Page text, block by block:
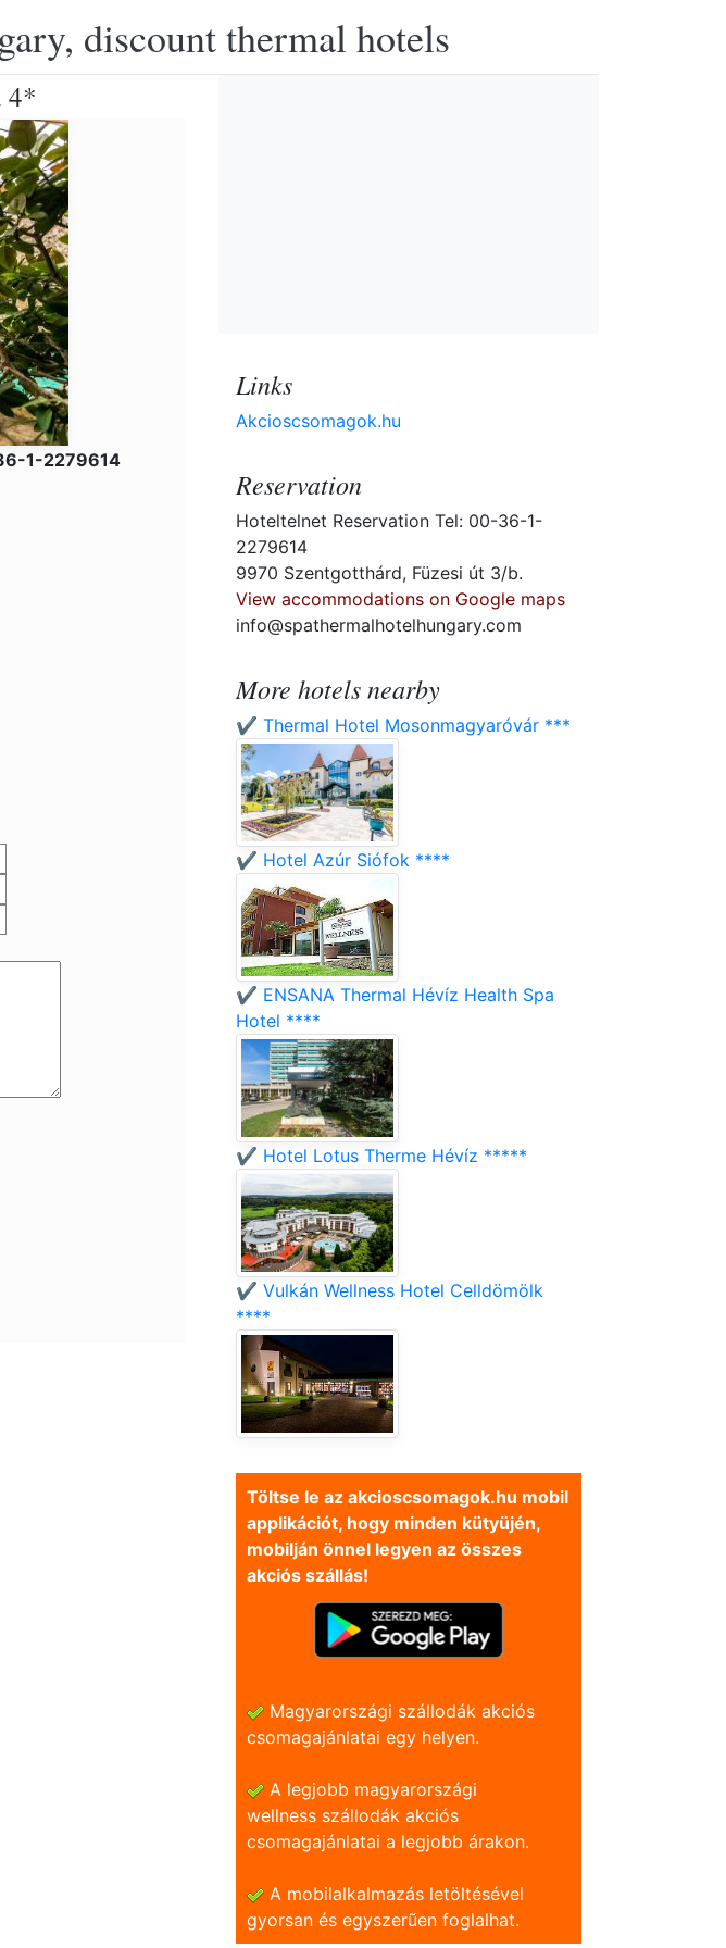
discount thermal hotels
4*
1-2279614
Links
Akcioscsomagok.hu
Reservation
Hoteltelnet Reservation Tel: 00-36-1-
2279614
9970 Szentgotthárd, Füzesi út 3/b.
View accommodations on Google maps
info@spathermalhotelhungary.com
More hotels nearby
✔️ Thermal Hotel Mosonmagyaróvár ***
✔️ Hotel Azúr Siófok ****
✔️ ENSANA Thermal Hévíz Health Spa
Hotel ****
✔️ Hotel Lotus Therme Hévíz *****
✔️ Vulkán Wellness Hotel Celldömölk
****
Töltse le az akcioscsomagok.hu mobil
applikációt, hogy minden kütyüjén,
mobilján önnel legyen az összes
akciós szállás!
Magyarországi szállodák akciós
csomagajánlatai egy helyen.
A legjobb magyarországi
wellness szállodák akciós
csomagajánlatai a legjobb árakon.
A mobilalkalmazás letöltésével
gyorsan és egyszerũen foglalhat.